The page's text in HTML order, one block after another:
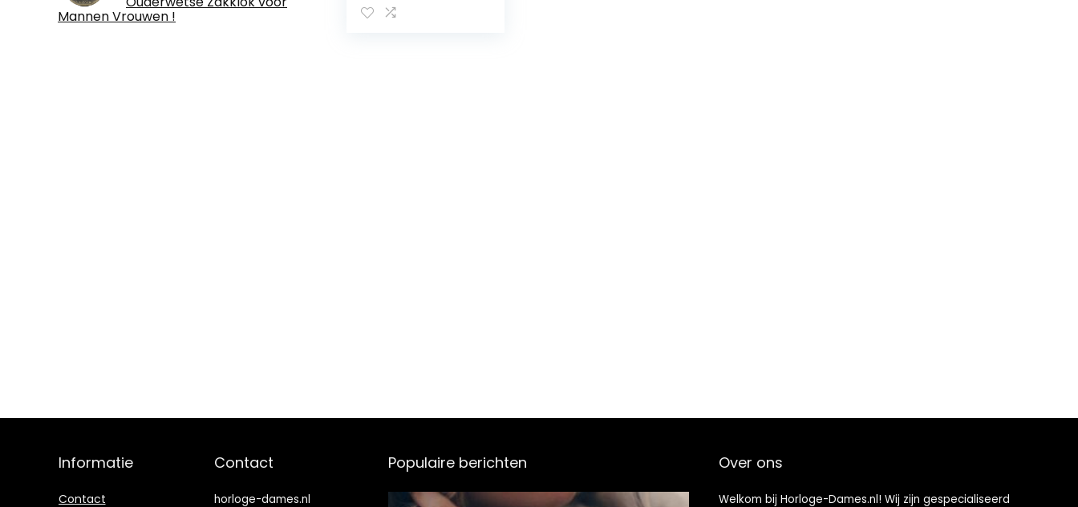
Mannen Vrouwen !
Informatie
Contact
Contact
horloge-dames.nl
Populaire berichten Over ons
Welkom bij Horloge-Dames.nl! Wij zijn gespecialiseerd